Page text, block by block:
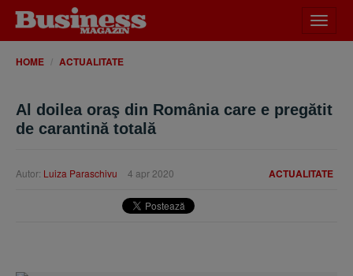
meniu
HOME ACTUALITATE
Al doilea oraş din România care e pregătit
de carantină totală
ACTUALITATE
Autor: Luiza Paraschivu 4 apr 2020